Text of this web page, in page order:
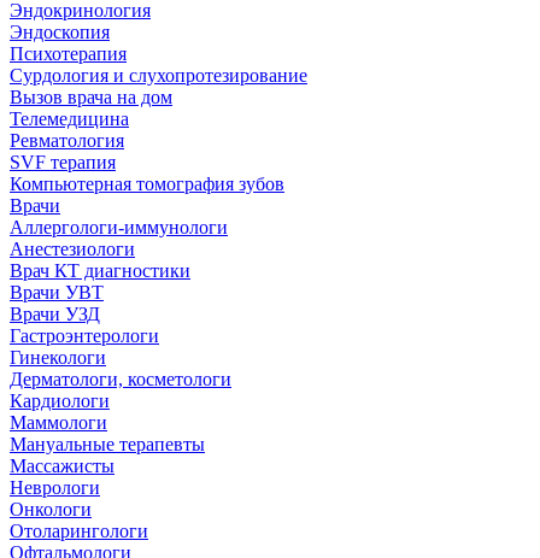
Эндокринология
Эндоскопия
Психотерапия
Сурдология и слухопротезирование
Вызов врача на дом
Телемедицина
Ревматология
SVF терапия
Компьютерная томография зубов
Врачи
Аллергологи-иммунологи
Анестезиологи
Врач КТ диагностики
Врачи УВТ
Врачи УЗД
Гастроэнтерологи
Гинекологи
Дерматологи, косметологи
Кардиологи
Маммологи
Мануальные терапевты
Массажисты
Неврологи
Онкологи
Отоларингологи
Офтальмологи